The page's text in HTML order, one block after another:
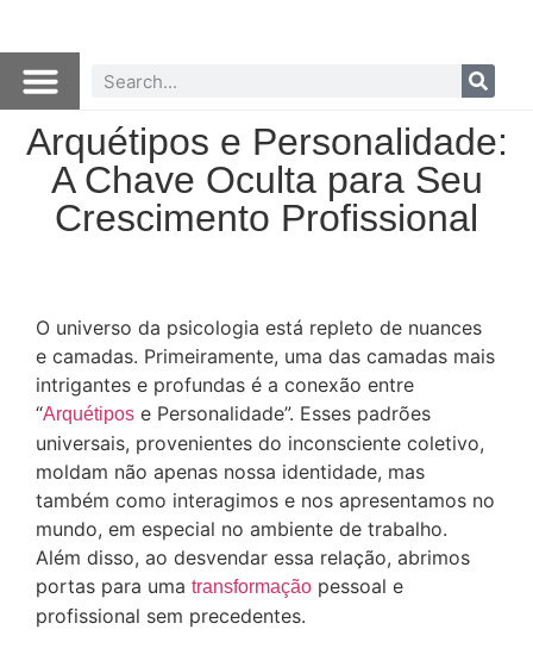
Arquétipos e Personalidade:
A Chave Oculta para Seu
Crescimento Profissional
O universo da psicologia está repleto de nuances
e camadas. Primeiramente, uma das camadas mais
intrigantes e profundas é a conexão entre
“Arquétipos e Personalidade”. Esses padrões
universais, provenientes do inconsciente coletivo,
moldam não apenas nossa identidade, mas
também como interagimos e nos apresentamos no
mundo, em especial no ambiente de trabalho.
Além disso, ao desvendar essa relação, abrimos
portas para uma transformação pessoal e
profissional sem precedentes.